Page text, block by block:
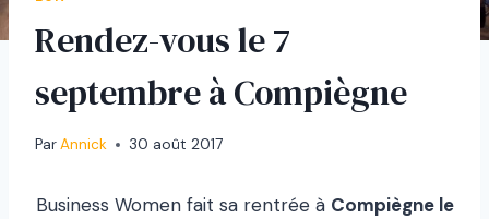
Rendez-vous le 7
septembre à Compiègne
ParAnnick 30 août 2017
Business Women fait sa rentrée à Compiègne le